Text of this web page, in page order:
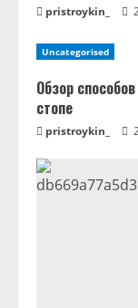
pristroykin_
Uncategorised
Обзор
стопе
pristroykin_